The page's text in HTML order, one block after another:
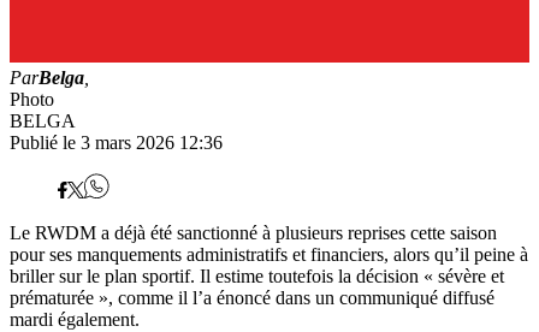
ParBelga
Photo
BELGA
Publié le 3 mars 2026 12:36
Le RWDM a déjà été sanctionné à plusieurs reprises cette saison
pour ses manquements administratifs et financiers, alors qu’il peine à
briller sur le plan sportif. Il estime toutefois la décision « sévère et
prématurée », comme il l’a énoncé dans un communiqué diffusé
mardi également.